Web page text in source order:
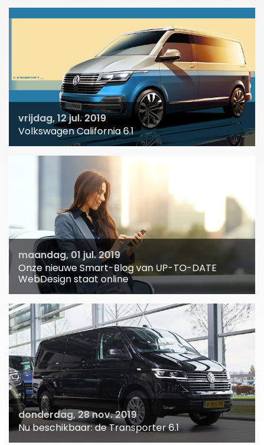
vrijdag, 12 jul. 2019
Volkswagen California 6.1
maandag, 01 jul. 2019
Onze nieuwe Smart-Blog van UP-TO-DATE
WebDesign staat online
donderdag, 28 nov. 2019
Nu beschikbaar: de Transporter 6.1